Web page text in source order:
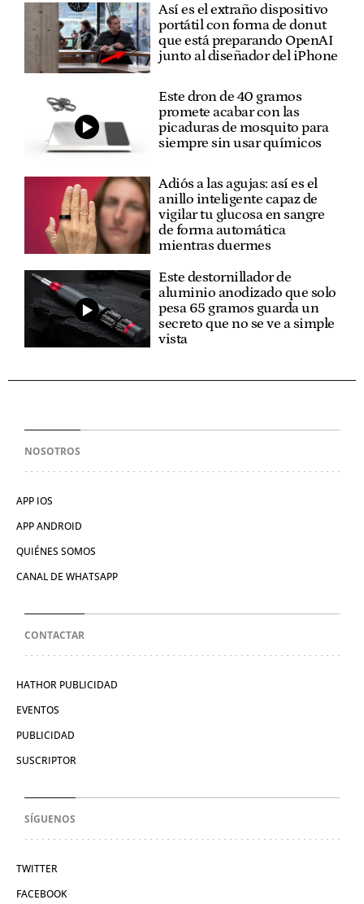
Así es el extraño dispositivo
portátil con forma de donut
que está preparando OpenAI
junto al diseñador del iPhone
Este dron de 40 gramos
promete acabar con las
picaduras de mosquito para
siempre sin usar químicos
Adiós a las agujas: así es el
anillo inteligente capaz de
vigilar tu glucosa en sangre
de forma automática
mientras duermes
Este destornillador de
aluminio anodizado que solo
pesa 65 gramos guarda un
secreto que no se ve a simple
vista
NOSOTROS
APP IOS
APP ANDROID
QUIÉNES SOMOS
CANAL DE WHATSAPP
CONTACTAR
HATHOR PUBLICIDAD
EVENTOS
PUBLICIDAD
SUSCRIPTOR
SÍGUENOS
TWITTER
FACEBOOK